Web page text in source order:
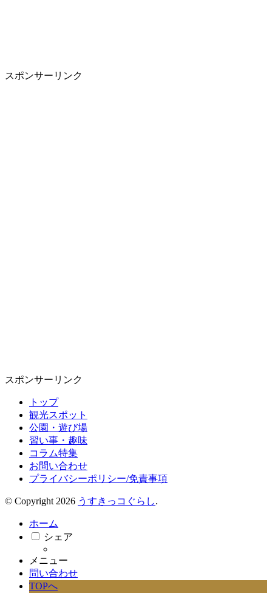
スポンサーリンク
スポンサーリンク
トップ
観光スポット
公園・遊び場
習い事・趣味
コラム特集
お問い合わせ
プライバシーポリシー/免責事項
© Copyright 2026 うすきっコぐらし.
ホーム
シェア
メニュー
問い合わせ
TOPへ